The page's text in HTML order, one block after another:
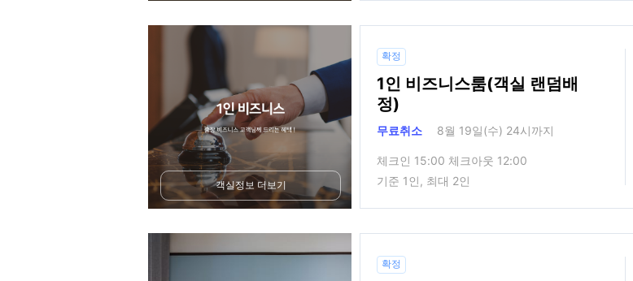
객실정보 더보기
확정
1인 비즈니스룸(객실 랜덤배
정)
무료취소 8월 19일(수) 24시까지
체크인 15:00 체크아웃 12:00
기준 1인, 최대 2인
확정